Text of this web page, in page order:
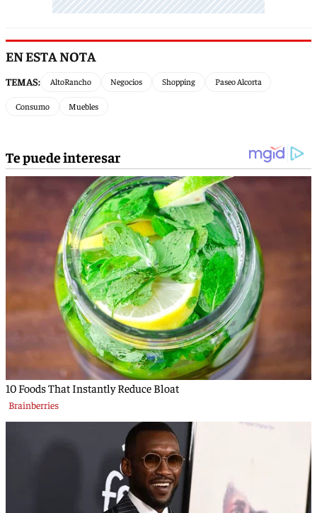
EN ESTA NOTA
TEMAS: AltoRancho Negocios Shopping Paseo Alcorta
Consumo Muebles